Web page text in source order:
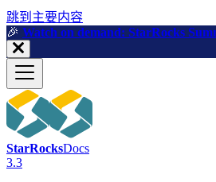
跳到主要内容
🎉️ Watch on demand: StarRocks
StarRocksDocs
3.3